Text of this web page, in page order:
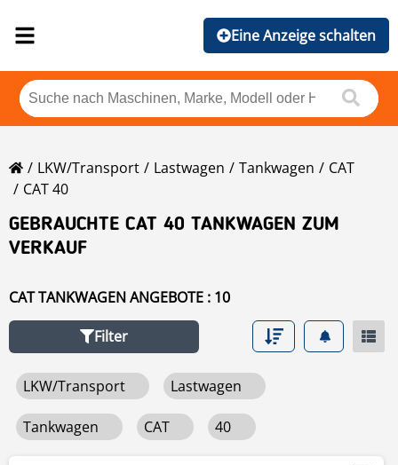
Eine Anzeige schalten
LKW/Transport Lastwagen Tankwagen
CAT
CAT 40
GEBRAUCHTE CAT 40 TANKWAGEN ZUM
VERKAUF
CAT TANKWAGEN ANGEBOTE : 10
Filter
LKW/Transport Lastwagen
Tankwagen CAT 40